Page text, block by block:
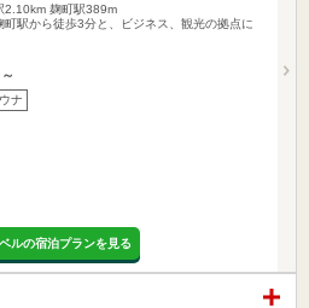
2.10km 麹町駅389m
町駅から徒歩3分と、ビジネス、観光の拠点に
ナ
ルの宿泊プランを見る